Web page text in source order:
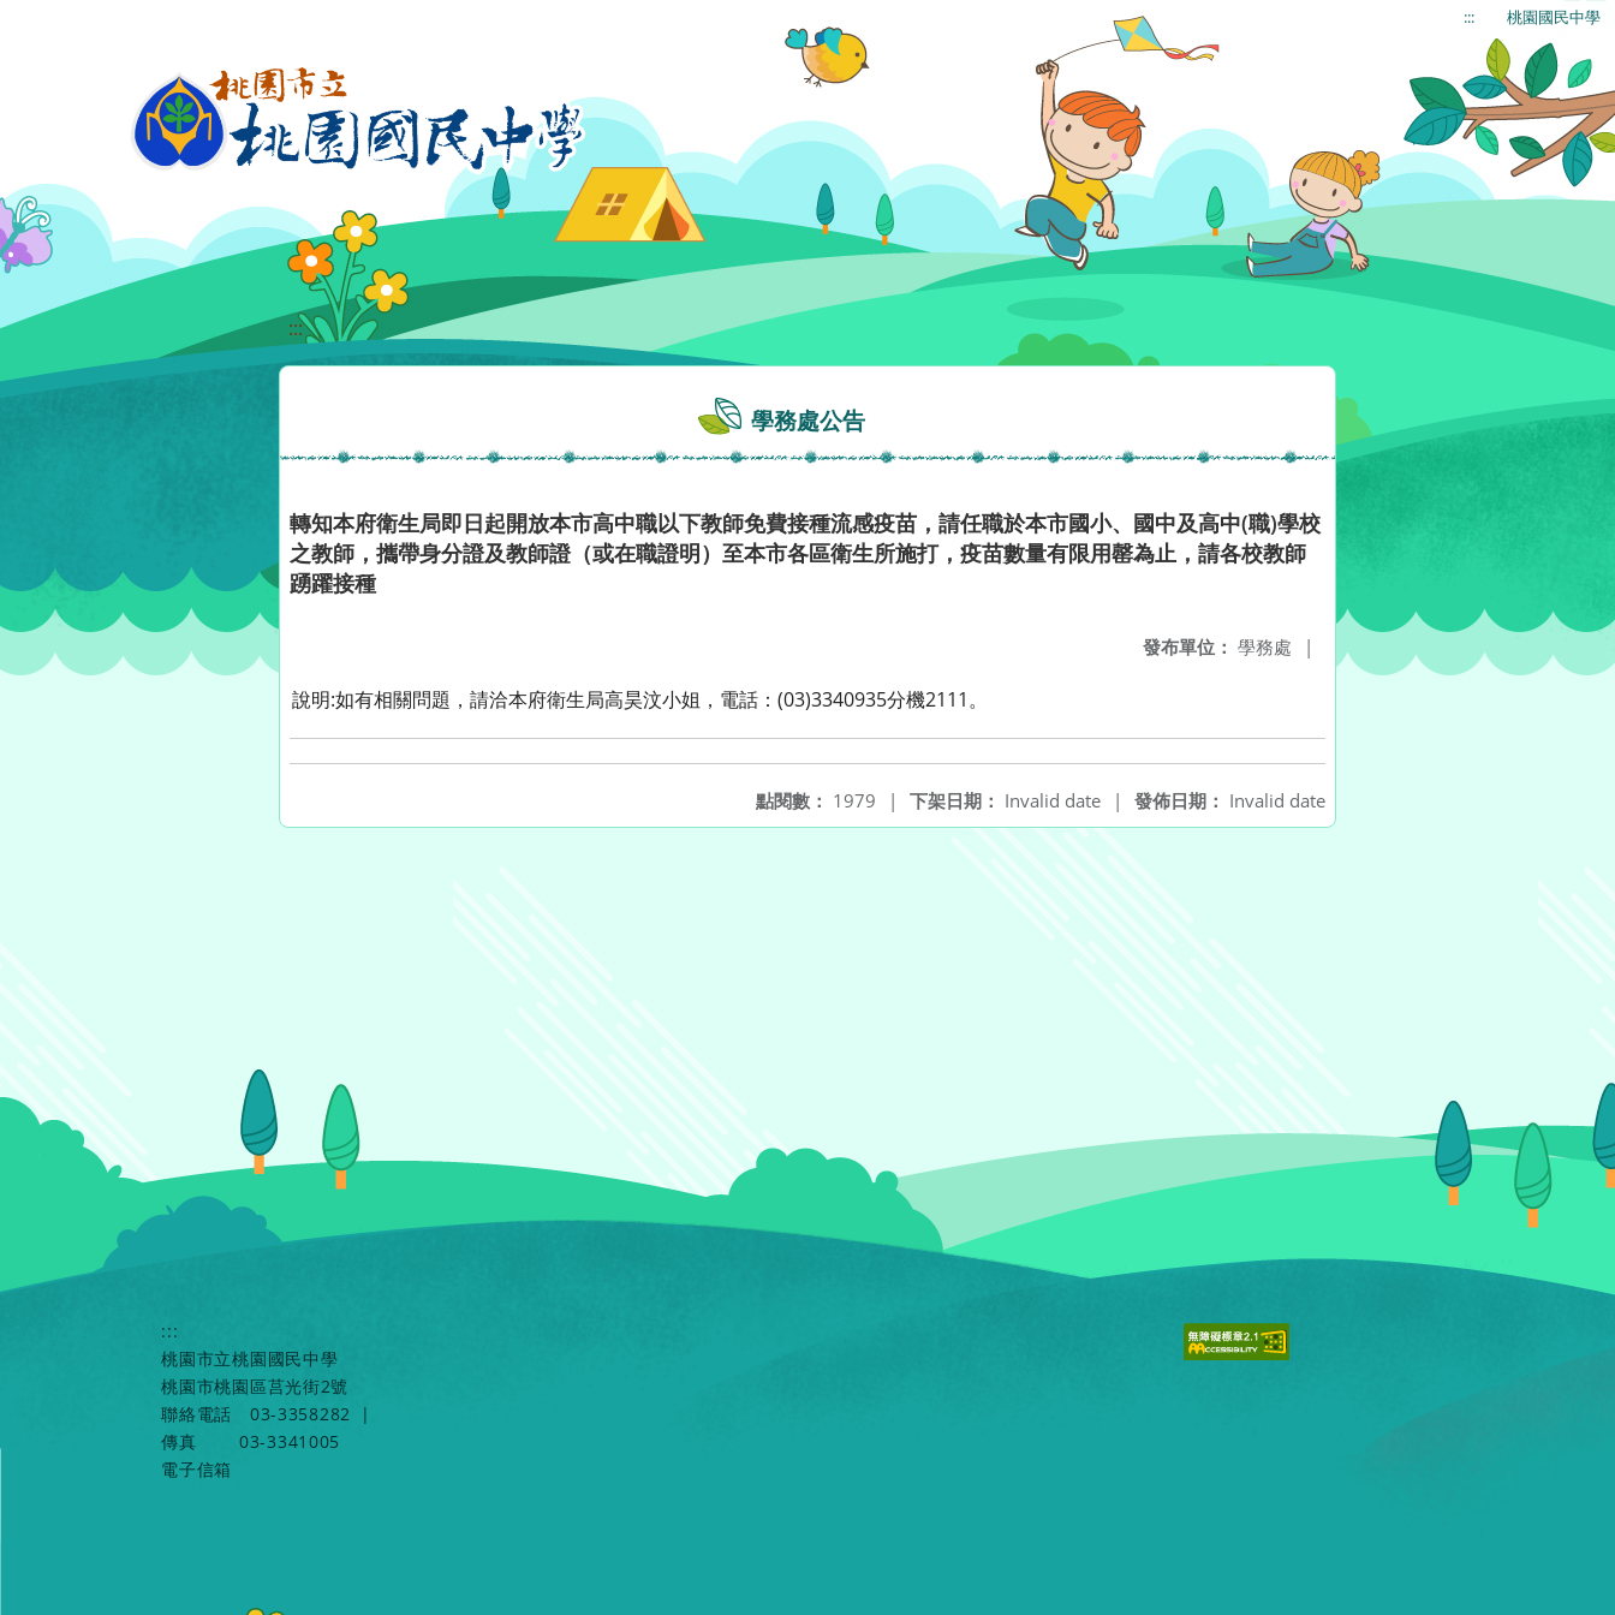
::: 桃園國民中學
:::
學務處公告
轉知本府衛生局即日起開放本市高中職以下教師免費接種流感疫苗，請任職於本市國小、國中及高中(職)學校
之教師，攜帶身分證及教師證（或在職證明）至本市各區衛生所施打，疫苗數量有限用罄為止，請各校教師
踴躍接種
發布單位： 學務處 |
說明:如有相關問題，請洽本府衛生局高昊汶小姐，電話：(03)3340935分機2111。
發佈日期： Invalid date
下架日期： Invalid date |
點閱數： 1979 |
:::
桃園市立桃園國民中學
桃園市桃園區莒光街2號
聯絡電話
03-3358282
|
傳真
03-3341005
電子信箱